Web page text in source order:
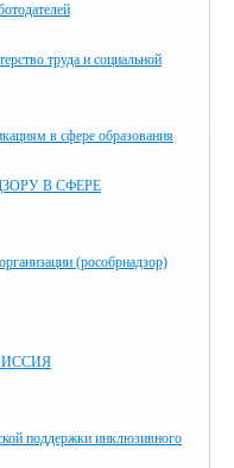
труда и социальной
в сфере образования
В СФЕРЕ
(рособрнадзор)
поддержки инклюзивного